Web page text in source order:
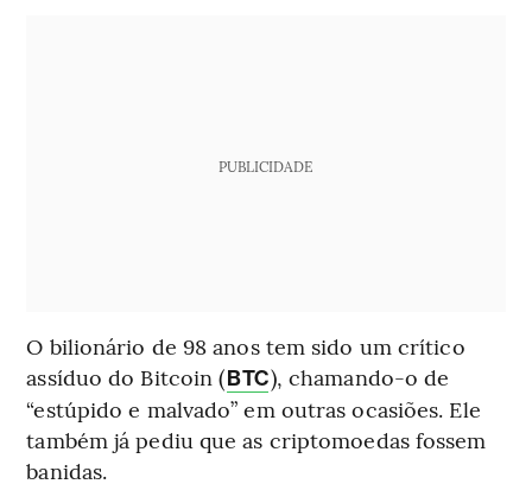
PUBLICIDADE
O bilionário de 98 anos tem sido um crítico
assíduo do Bitcoin (BTC), chamando-o de
“estúpido e malvado” em outras ocasiões. Ele
também já pediu que as criptomoedas fossem
banidas.